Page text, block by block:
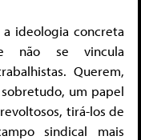
ideologia concreta
não se vincula
Querem,
um papel
tirá-los de
sindical mais